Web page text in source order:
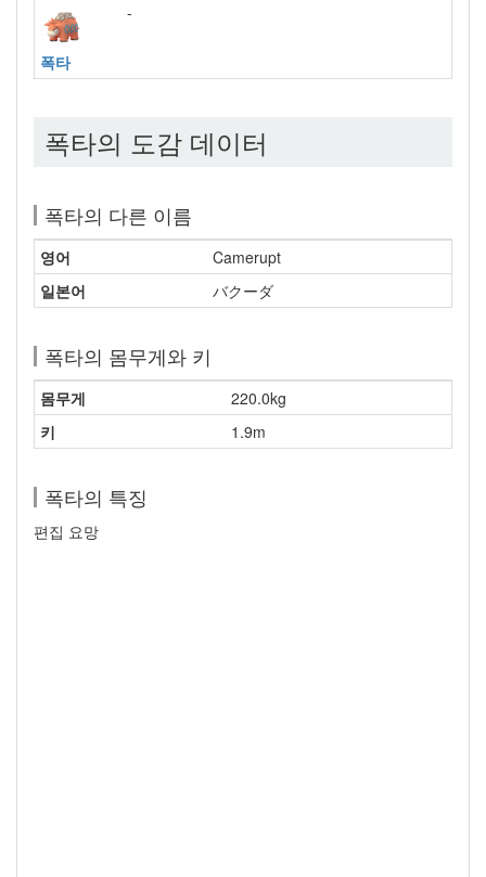
폭타
-
폭타의 도감 데이터
폭타의 다른 이름
영어
Camerupt
일본어
バクーダ
폭타의 몸무게와 키
몸무게
220.0kg
키
1.9m
폭타의 특징
편집 요망